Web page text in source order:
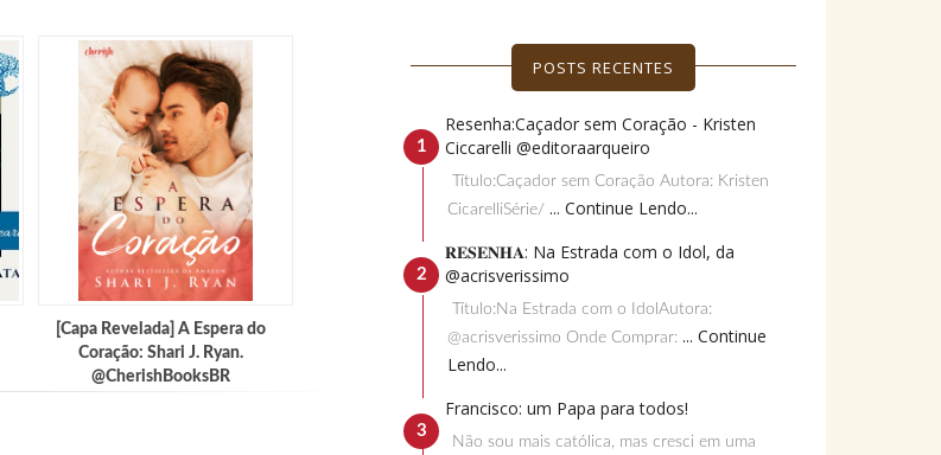
[Capa Revelada] A Espera do
Coração: Shari J. Ryan.
@CherishBooksBR
POSTS RECENTES
Resenha:Caçador sem Coração - Kristen
Ciccarelli @editoraarqueiro
Título:Caçador sem Coração Autora: Kristen
CicarelliSérie/ ... Continue Lendo...
𝐑𝐄𝐒𝐄𝐍𝐇𝐀: Na Estrada com o Idol, da
@acrisverissimo
Título:Na Estrada com o IdolAutora:
@acrisverissimo Onde Comprar: ... Continue
Lendo...
Francisco: um Papa para todos!
Não sou mais católica, mas cresci em uma